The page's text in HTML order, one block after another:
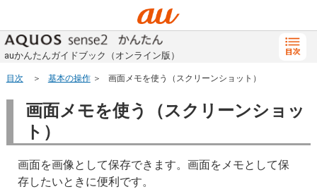
auかんたんガイドブック（オンライン版）
目次 基本の操作 画面メモを使う（スクリーンショット）
画面メモを使う（スクリーンショッ
ト）
画面を画像として保存できます。画面をメモとして保
存したいときに便利です。